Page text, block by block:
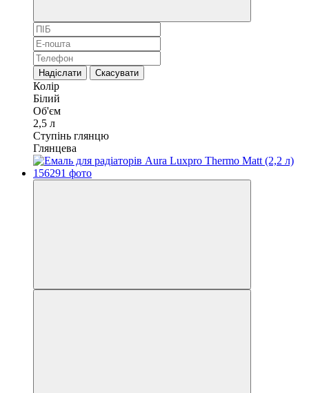
Надіслати Скасувати
Колір
Білий
Об'єм
2,5 л
Ступінь глянцю
Глянцева